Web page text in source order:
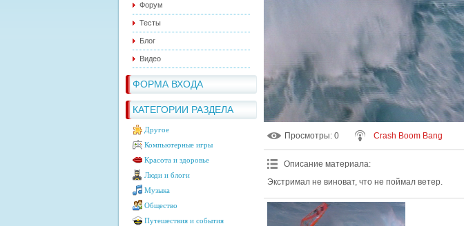
Форум
Тесты
Блог
Видео
ФОРМА ВХОДА
КАТЕГОРИИ РАЗДЕЛА
Другое
Компьютерные игры
Красота и здоровье
Люди и блоги
Музыка
Общество
Путешествия и события
Просмотры: 0 Crash Boom Bang
Описание материала:
Экстримал не виноват, что не поймал ветер.